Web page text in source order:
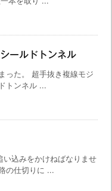
ールドトンネル
った。 超手抜き複線モジ
トンネル ...
い込みをかけねばなりませ
の仕切りに ...